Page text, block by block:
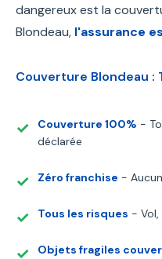
dangereux est la
Blondeau, l'assurance
Couverture Blondeau :
Couverture 100% -
déclarée
Zéro franchise -
Tous les risques - Vol,
Objets fragiles